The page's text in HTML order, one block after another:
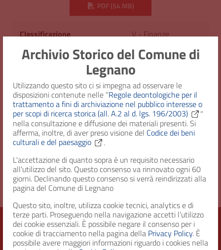
Archivio Storico del Comune di
Legnano
Utilizzando questo sito ci si impegna ad osservare le
disposizioni contenute nelle “Regole deontologiche per il
trattamento a fini di archiviazione nel pubblico interesse o
per scopi di ricerca storica (all. A.2 al d. lgs. 196/2003)
”
nella consultazione e diffusione dei materiali presenti. Si
afferma, inoltre, di aver preso visione del Codice dei beni
culturali e del paesaggio
.
L'accettazione di quanto sopra è un requisito necessario
all'utilizzo del sito. Questo consenso va rinnovato ogni 60
giorni. Declinando questo consenso si verrà reindirizzati alla
pagina del Comune di Legnano
Questo sito, inoltre, utilizza cookie tecnici, analytics e di
terze parti. Proseguendo nella navigazione accetti l’utilizzo
dei cookie essenziali. È possibile negare il consenso per i
cookie di tracciamento nella pagina della Privacy Policy. È
possibile avere maggiori informazioni riguardo i cookies nella
PDF (54 MB)
Classificazione V - Finanze
Estr. Cronologici 6/2/1755
Cod. Identificativo AS/C24
Note dell'archivista Originale.
Consistenza 1 fascicolo
Diritto d'accesso Uso pubblico